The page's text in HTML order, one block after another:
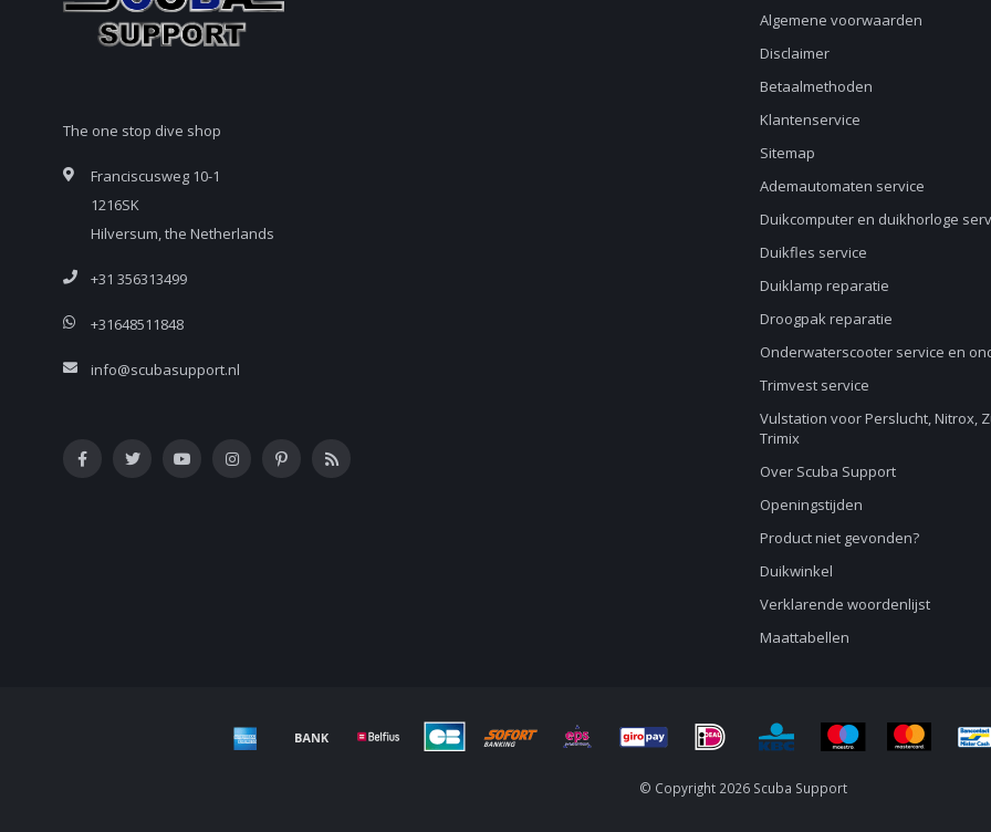
The one stop dive shop
Franciscusweg 10-1
1216SK
Hilversum, the Netherlands
+31 356313499
+31648511848
info@scubasupport.nl
Algemene voorwaarden
Disclaimer
Betaalmethoden
Klantenservice
Sitemap
Ademautomaten service
Duikcomputer en duikhorloge
Duikfles service
Duiklamp reparatie
Droogpak reparatie
Onderwaterscooter service en
Trimvest service
Vulstation voor Perslucht, Nitrox,
Trimix
Over Scuba Support
Openingstijden
Product niet gevonden?
Duikwinkel
Verklarende woordenlijst
Maattabellen
© Copyright 2026 Scuba Support